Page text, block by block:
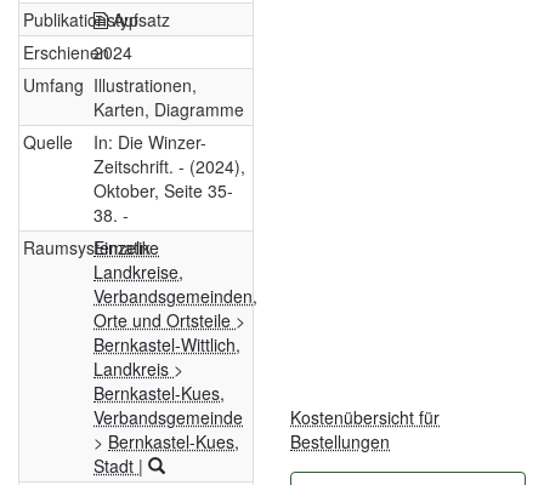
PublikationstypAufsatz
Erschienen2024
Umfang Illustrationen,
Karten, Diagramme
Quelle
In: Die Winzer-
Zeitschrift. - (2024),
Oktober, Seite 35-
38. -
Raumsystematik
Einzelne
Landkreise,
Verbandsgemeinden,
Orte und Ortsteile >
Bernkastel-Wittlich,
Landkreis >
Bernkastel-Kues,
Verbandsgemeinde
> Bernkastel-Kues,
Stadt |
Kostenübersicht für
Bestellungen